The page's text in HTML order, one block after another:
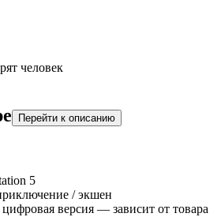
человек
Перейти к описанию
5
/ экшен
версия — зависит от товара